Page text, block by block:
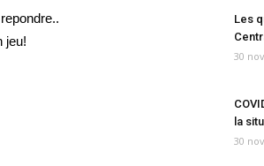
jeu!
Les
30
la
30